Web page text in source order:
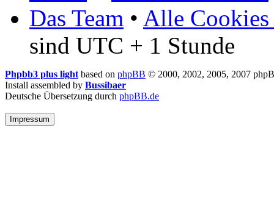
Das Team • Alle Cookies
sind UTC + 1 Stunde
Phpbb3 plus light based on phpBB © 2000, 2002, 2005, 2007
Install assembled by Bussibaer
Deutsche Übersetzung durch phpBB.de